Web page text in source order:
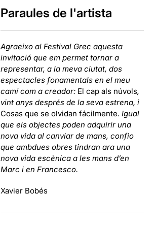
Paraules de l'artista
Agraeixo al Festival Grec aquesta
invitació que em permet tornar a
representar, a la meva ciutat, dos
espectacles fonamentals en el meu
camí com a creador: El cap als núvols,
vint anys després de la seva estrena, i
Cosas que se olvidan fácilmente. Igual
que els objectes poden adquirir una
nova vida al canviar de mans, confio
que ambdues obres tindran ara una
nova vida escènica a les mans d’en
Marc i en Francesco.
Xavier Bobés